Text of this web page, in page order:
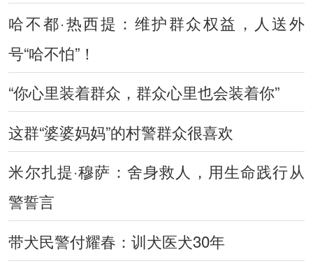
哈不都·热西提：维护群众权益，人送外
号“哈不怕”！
“你心里装着群众，群众心里也会装着你”
这群“婆婆妈妈”的村警群众很喜欢
米尔扎提·穆萨：舍身救人，用生命践行从
警誓言
带犬民警付耀春：训犬医犬30年